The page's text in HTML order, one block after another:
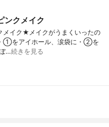
ンクメイク
イク★メイクがうまくいったの
①をアイホール、涙袋に・②を
…続きを見る